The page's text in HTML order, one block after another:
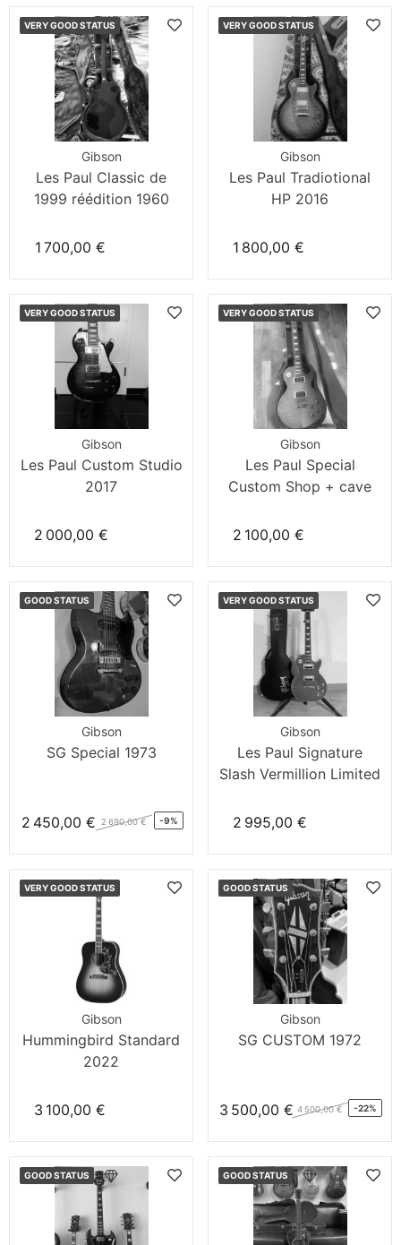
VERY GOOD STATUS
Gibson
Les Paul Classic de
1999 réédition 1960
1 700,00 €
VERY GOOD STATUS
Gibson
Les Paul Tradiotional
HP 2016
1 800,00 €
VERY GOOD STATUS
Gibson
Les Paul Custom Studio
2017
2 000,00 €
VERY GOOD STATUS
Gibson
Les Paul Special
Custom Shop + cave
2 100,00 €
GOOD STATUS
Gibson
SG Special 1973
2 450,00 € 2 690,00 € -9%
VERY GOOD STATUS
Gibson
Les Paul Signature
Slash Vermillion Limited
2 995,00 €
VERY GOOD STATUS
Gibson
Hummingbird Standard
2022
3 100,00 €
GOOD STATUS
Gibson
SG CUSTOM 1972
3 500,00 € 4 500,00 € -22%
GOOD STATUS GOOD STATUS